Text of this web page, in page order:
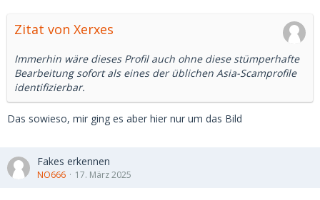
Zitat von Xerxes
Immerhin wäre dieses Profil auch ohne diese stümperhafte
Bearbeitung sofort als eines der üblichen Asia-Scamprofile
identifizierbar.
Das sowieso, mir ging es aber hier nur um das Bild
Fakes erkennen
NO666 17. März 2025